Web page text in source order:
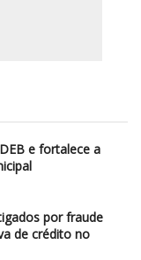
e fortalece a
por fraude
de crédito no